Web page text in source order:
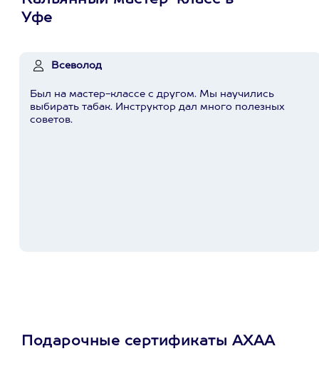
Уфе
Всеволод
Был на мастер-классе с другом. Мы научились
выбирать табак. Инструктор дал много полезных
советов.
Подарочные сертификаты АХАА